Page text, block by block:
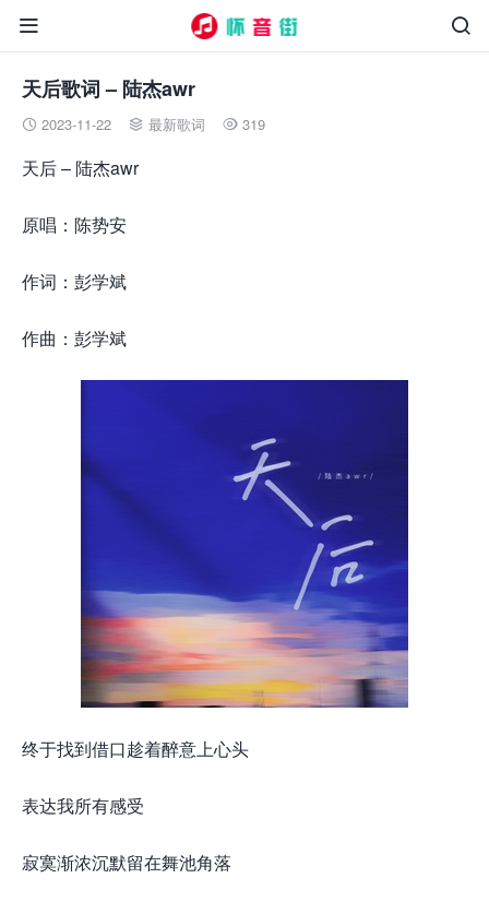


天后歌词 – 陆杰awr
 2023-11-22  最新歌词  319
天后 – 陆杰awr
原唱：陈势安
作词：彭学斌
作曲：彭学斌
终于找到借口趁着醉意上心头
表达我所有感受
寂寞渐浓沉默留在舞池角落